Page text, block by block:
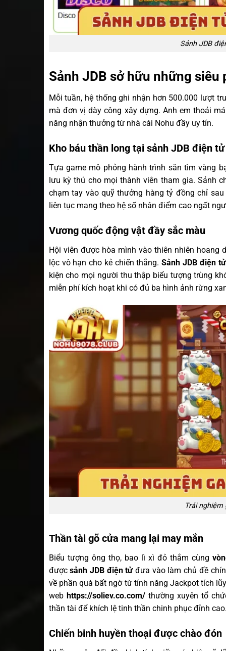
Sảnh JDB
Sảnh JDB sở hữu những
Mỗi tuần, hệ thống ghi nhận hơn 500.000 lượt
mà đơn vị dày công xây dựng. Anh em thoải
năng nhận thưởng từ nhà cái Nohu đầy uy tín.
Kho báu thần long tại sảnh JDB điện tử
Tựa game mô phỏng hành trình săn tìm vàng
lưu kỳ thú cho mọi thành viên tham gia. Sảnh
chạm tay vào quỹ thưởng hàng tỷ đồng chỉ
liên tục mang theo hệ số nhân điểm cao ngất
Vương quốc động vật đầy sắc màu
Hội viên được hòa mình vào thiên nhiên
lộc vô hạn cho kẻ chiến thắng.Sảnh JDB điện tử
kiện cho mọi người thu thập biểu tượng trùng
miễn phí kích hoạt khi có đủ ba hình ảnh rừng
Trải
Thần tài gõ cửa mang lại may mắn
Biểu tượng ông thọ, bao lì xì đỏ thắm cùng
đượcsảnh JDB điện tửđưa vào làm chủ đề
về phần quà bất ngờ từ tính năng Jackpot tích
web https://soliev.co.com/thường xuyên tổ
thần tài để khích lệ tinh thần chinh phục đỉnh cao.
Chiến binh huyền thoại được chào đón